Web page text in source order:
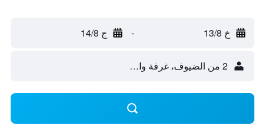
خ 13/8 - ج 14/8
2 من الضيوف، غرفة واحدة